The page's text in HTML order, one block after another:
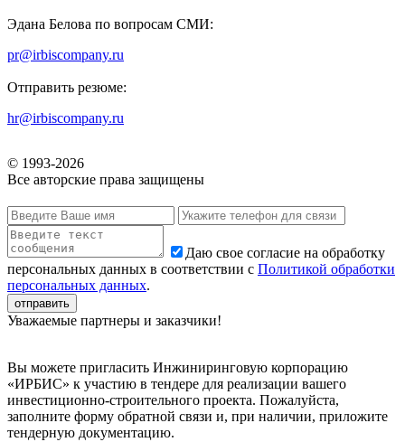
Эдана Белова по вопросам СМИ:
pr@irbiscompany.ru
Отправить резюме:
hr@irbiscompany.ru
© 1993-2026
Все авторские права защищены
Даю свое согласие на обработку
персональных данных в соответствии с Политикой обработки
персональных данных.
Уважаемые партнеры и заказчики!
Вы можете пригласить Инжиниринговую корпорацию
«ИРБИС» к участию в тендере для реализации вашего
инвестиционно-строительного проекта. Пожалуйста,
заполните форму обратной связи и, при наличии, приложите
тендерную документацию.